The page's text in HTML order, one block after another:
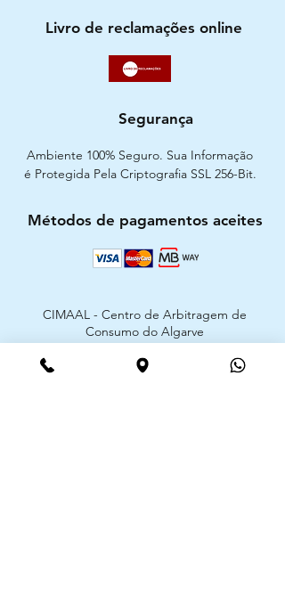
Livro de reclamações online
Segurança
Ambiente 100% Seguro. Sua Informação
é Protegida Pela Criptografia SSL 256-Bit.
Métodos de pagamentos aceites
CIMAAL - Centro de Arbitragem de
Consumo do Algarve
Telf. :+351 289 823 135
info@consumoalgarve.pt